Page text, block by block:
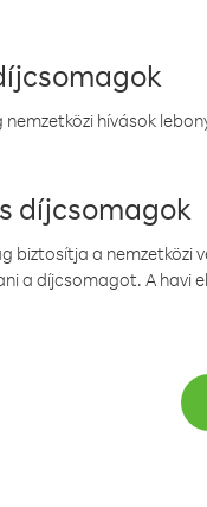
nemzetközi hívások
díjcsomagok
biztosítja a
a díjcsomagot. A